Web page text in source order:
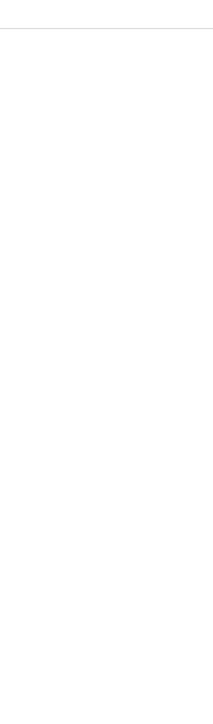
de 8% à 30%
en usine et nos
intermédiaires, et
articles en stock
OEM
et les
à des tests
tels que des cadres
de 1 à 2 ans contre